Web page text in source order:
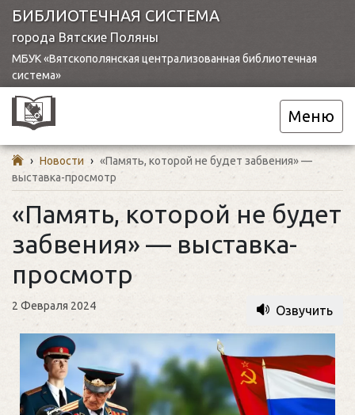
БИБЛИОТЕЧНАЯ СИСТЕМА
города Вятские Поляны
МБУК «Вятскополянская централизованная библиотечная
система»
Меню
› Новости › «Память, которой не будет забвения» —
выставка-просмотр
«Память, которой не будет
забвения» — выставка-
просмотр
2 Февраля 2024 Озвучить